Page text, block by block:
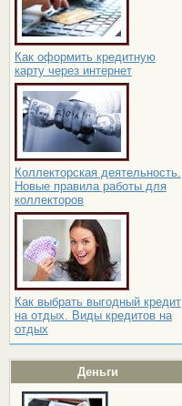
Как оформить кредитную
карту через интернет
Коллекторская деятельность.
Новые правила работы для
коллекторов
Как выбрать выгодный кредит
на отдых. Виды кредитов на
отдых
Деньги